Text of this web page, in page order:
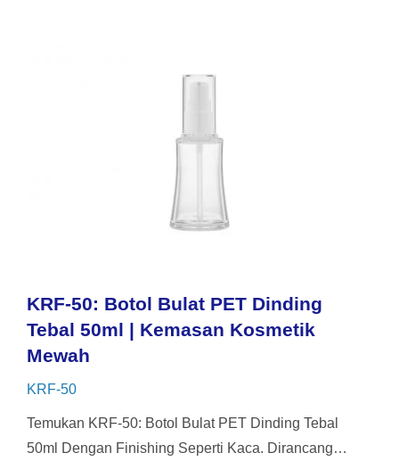
KRF-50: Botol Bulat PET Dinding
Tebal 50ml | Kemasan Kosmetik
Mewah
KRF-50
Temukan KRF-50: Botol Bulat PET Dinding Tebal
50ml Dengan Finishing Seperti Kaca. Dirancang